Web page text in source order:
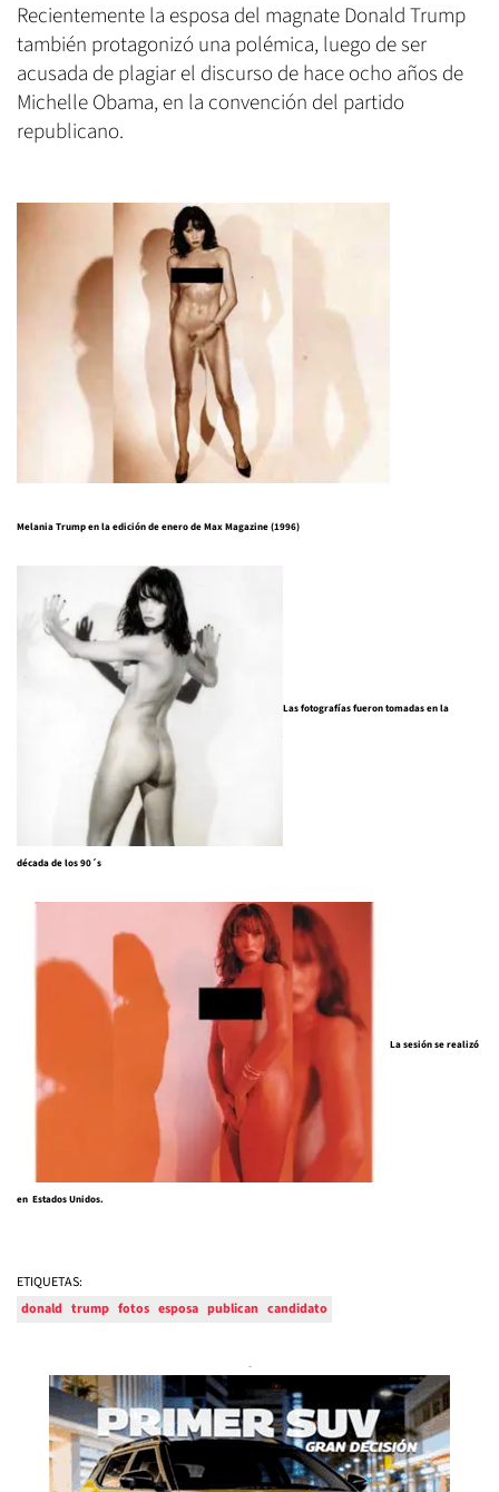
Recientemente la esposa del magnate Donald Trump
también protagonizó una polémica, luego de ser
acusada de plagiar el discurso de hace ocho años de
Michelle Obama, en la convención del partido
republicano.
Melania Trump en la edición de enero de Max Magazine (1996)
Las fotografías fueron tomadas en la
década de los 90´s
La sesión se realizó
en Estados Unidos.
ETIQUETAS:
donald trump fotos esposa publican candidato